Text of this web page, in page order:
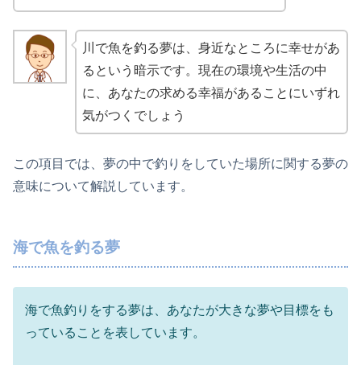
川で魚を釣る夢は、身近なところに幸せがあ
るという暗示です。現在の環境や生活の中
に、あなたの求める幸福があることにいずれ
気がつくでしょう
この項目では、夢の中で釣りをしていた場所に関する夢の
意味について解説しています。
海で魚を釣る夢
海で魚釣りをする夢は、あなたが大きな夢や目標をも
っていることを表しています。